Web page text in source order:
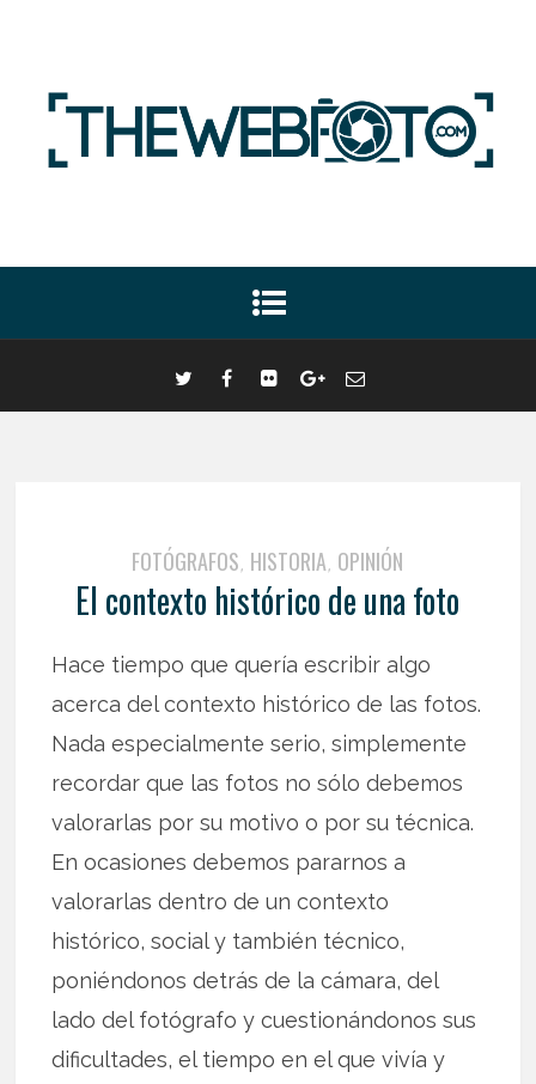
FOTÓGRAFOS, HISTORIA, OPINIÓN
El contexto histórico de una foto
Hace tiempo que quería escribir algo
acerca del contexto histórico de las fotos.
Nada especialmente serio, simplemente
recordar que las fotos no sólo debemos
valorarlas por su motivo o por su técnica.
En ocasiones debemos pararnos a
valorarlas dentro de un contexto
histórico, social y también técnico,
poniéndonos detrás de la cámara, del
lado del fotógrafo y cuestionándonos sus
dificultades, el tiempo en el que vivía y